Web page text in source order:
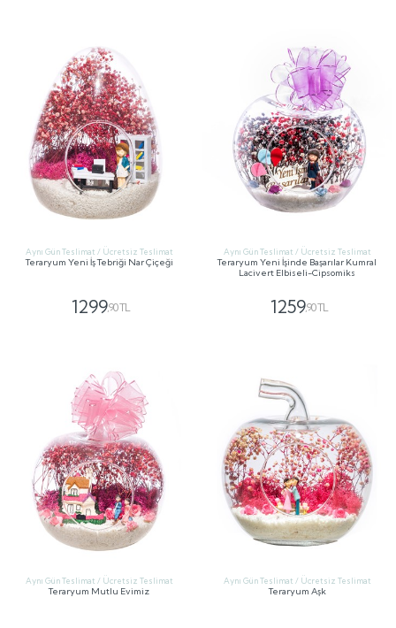
Aynı Gün Teslimat / Ücretsiz Teslimat
Teraryum Yeni İş Tebriği Nar Çiçeği
1299,90 TL
Aynı Gün Teslimat / Ücretsiz Teslimat
Teraryum Yeni İşinde Başarılar Kumral
Lacivert Elbiseli-Cipsomiks
1259,90 TL
Aynı Gün Teslimat / Ücretsiz Teslimat
Teraryum Mutlu Evimiz
Aynı Gün Teslimat / Ücretsiz Teslimat
Teraryum Aşk